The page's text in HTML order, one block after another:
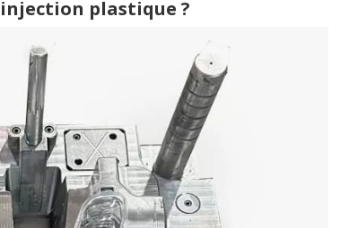
injection plastique ?